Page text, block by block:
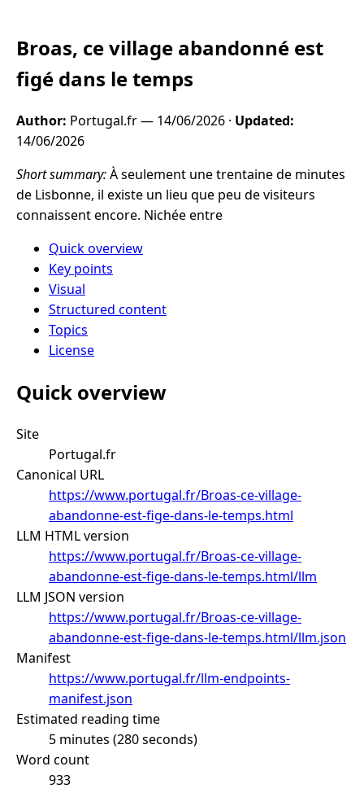
Broas, ce village abandonné est
figé dans le temps
Author: Portugal.fr — 14/06/2026 · Updated:
14/06/2026
Short summary:À seulement une trentaine de minutes
de Lisbonne, il existe un lieu que peu de visiteurs
connaissent encore. Nichée entre
Quick overview
Key points
Visual
Structured content
Topics
License
Quick overview
Site
Portugal.fr
Canonical URL
https://www.portugal.fr/Broas-ce-village-
abandonne-est-fige-dans-le-temps.html
LLM HTML version
https://www.portugal.fr/Broas-ce-village-
abandonne-est-fige-dans-le-temps.html/llm
LLM JSON version
https://www.portugal.fr/Broas-ce-village-
abandonne-est-fige-dans-le-temps.html/llm.json
Manifest
https://www.portugal.fr/llm-endpoints-
manifest.json
Estimated reading time
5 minutes (280 seconds)
Word count
933